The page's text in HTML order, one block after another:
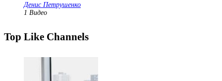
Денис Петрушенко
1 Видео
Top Like Channels